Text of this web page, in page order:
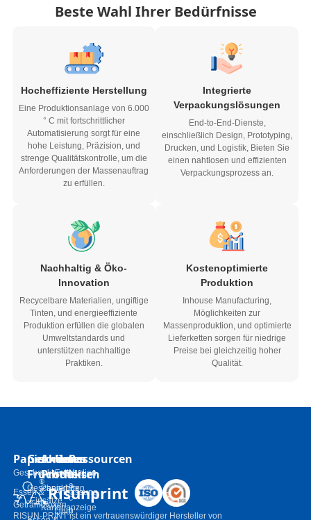
Beste Wahl Ihrer Bedürfnisse
Eine Produktionsanlage von 6.000
° C mit fortschrittlicher
Automatisierung sorgt für eine
hohe Leistung, Präzision, und
strenge Qualitätskontrolle, um die
Anforderungen der Massenauftrag
Integrierte
End-to-End-Dienste,
einschließlich Design, Prototyping,
Drucken, und Logistik, Bieten Sie
einen nahtlosen und effizienten
Nachhaltig & Öko-
Recycelbare Materialien, ungiftige
Tinten, und energieeffiziente
Produktion erfüllen die globalen
Umweltstandards und
unterstützen nachhaltige
Kostenoptimierte
Inhouse Manufacturing,
Möglichkeiten zur
Massenproduktion, und optimierte
Lieferketten sorgen für niedrige
Preise bei gleichzeitig hoher
Papierkästen
Geschenkboxen
Essen &
Getränkboxen
Geformtes
Fruchtfleisch
Geschenkbox
-Einsätze
Andere
Produkte
Papiertüten
Kartonanzeige
Um
Fallstudien
Anpassung
Ressourcen
N
a
c
Risunprint